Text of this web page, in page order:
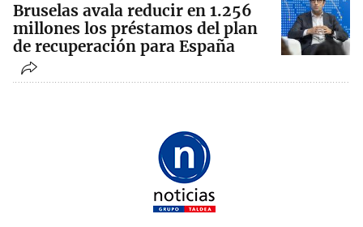
Bruselas avala reducir en 1.256
millones los préstamos del plan
de recuperación para España